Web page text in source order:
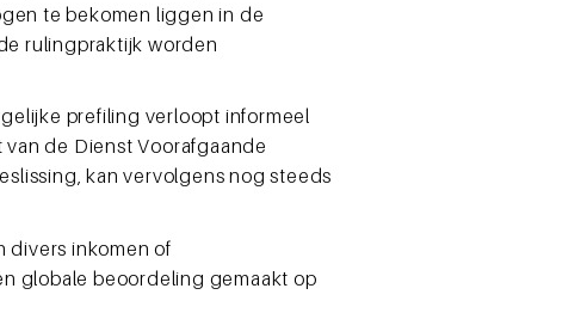
te bekomen liggen in de
rulingpraktijk worden
divers inkomen of
globale beoordeling gemaakt op
prefiling verloopt informeel
de Dienst Voorafgaande
kan vervolgens nog steeds